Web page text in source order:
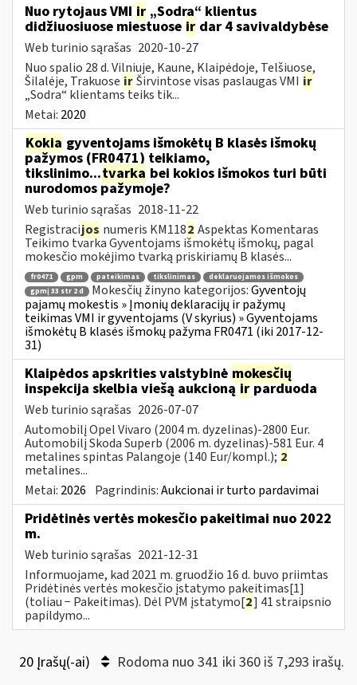
Nuo rytojaus VMI ir „Sodra“ klientus
didžiuosiuose miestuose ir dar 4 savivaldybėse
Web turinio sąrašas 2020-10-27
Nuo spalio 28 d. Vilniuje, Kaune, Klaipėdoje, Telšiuose,
Šilalėje, Trakuose irŠirvintose visas paslaugas VMI ir
„Sodra“ klientams teiks tik...
Metai: 2020
Kokia gyventojams išmokėtų B klasės išmokų
pažymos (FR0471) teikiamo,
tikslinimo...tvarka bei kokios išmokos turi būti
nurodomos pažymoje?
Web turinio sąrašas 2018-11-22
Registracijos numeris KM1182 Aspektas Komentaras
Teikimo tvarka Gyventojams išmokėtų išmokų, pagal
mokesčio mokėjimo tvarką priskiriamų B klasės...
fr0471 gpm pateikimas tikslinimas
deklaruojamos išmokos
gpmį 33 str 2 d
Mokesčių žinyno kategorijos:Gyventojų
pajamų mokestis » Įmonių deklaracijų ir pažymų
teikimas VMI ir gyventojams (V skyrius) » Gyventojams
išmokėtų B klasės išmokų pažyma FR0471 (iki 2017-12-
31)
Klaipėdos apskrities valstybinė mokesčių
inspekcija skelbia viešą aukcionąirparduoda
Web turinio sąrašas 2026-07-07
Automobilį Opel Vivaro (2004 m. dyzelinas)-2800 Eur.
Automobilį Skoda Superb (2006 m. dyzelinas)-581 Eur. 4
metalines spintas Palangoje (140 Eur/kompl.); 2
metalines...
Metai: 2026 Pagrindinis:Aukcionai ir turto pardavimai
Pridėtinės vertės mokesčio pakeitimai nuo 2022
m.
Web turinio sąrašas 2021-12-31
Informuojame, kad 2021 m. gruodžio 16 d. buvo priimtas
Pridėtinės vertės mokesčio įstatymo pakeitimas[1]
(toliau − Pakeitimas). Dėl PVM įstatymo[2] 41 straipsnio
papildymo...
20 Įrašų(-ai) Rodoma nuo 341 iki 360 iš 7,293 irašų.